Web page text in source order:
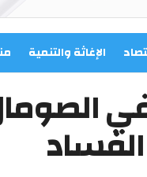
الإغاثة والتنمية